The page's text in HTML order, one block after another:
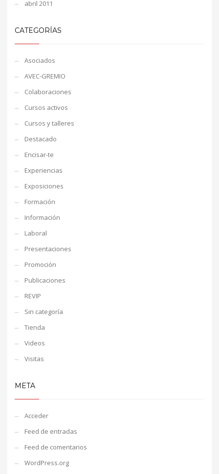
abril 2011
CATEGORÍAS
Asociados
AVEC-GREMIO
Colaboraciones
Cursos activos
Cursos y talleres
Destacado
Encisar-te
Experiencias
Exposiciones
Formación
Información
Laboral
Presentaciones
Promoción
Publicaciones
REVIP
Sin categoría
Tienda
Videos
Visitas
META
Acceder
Feed de entradas
Feed de comentarios
WordPress.org